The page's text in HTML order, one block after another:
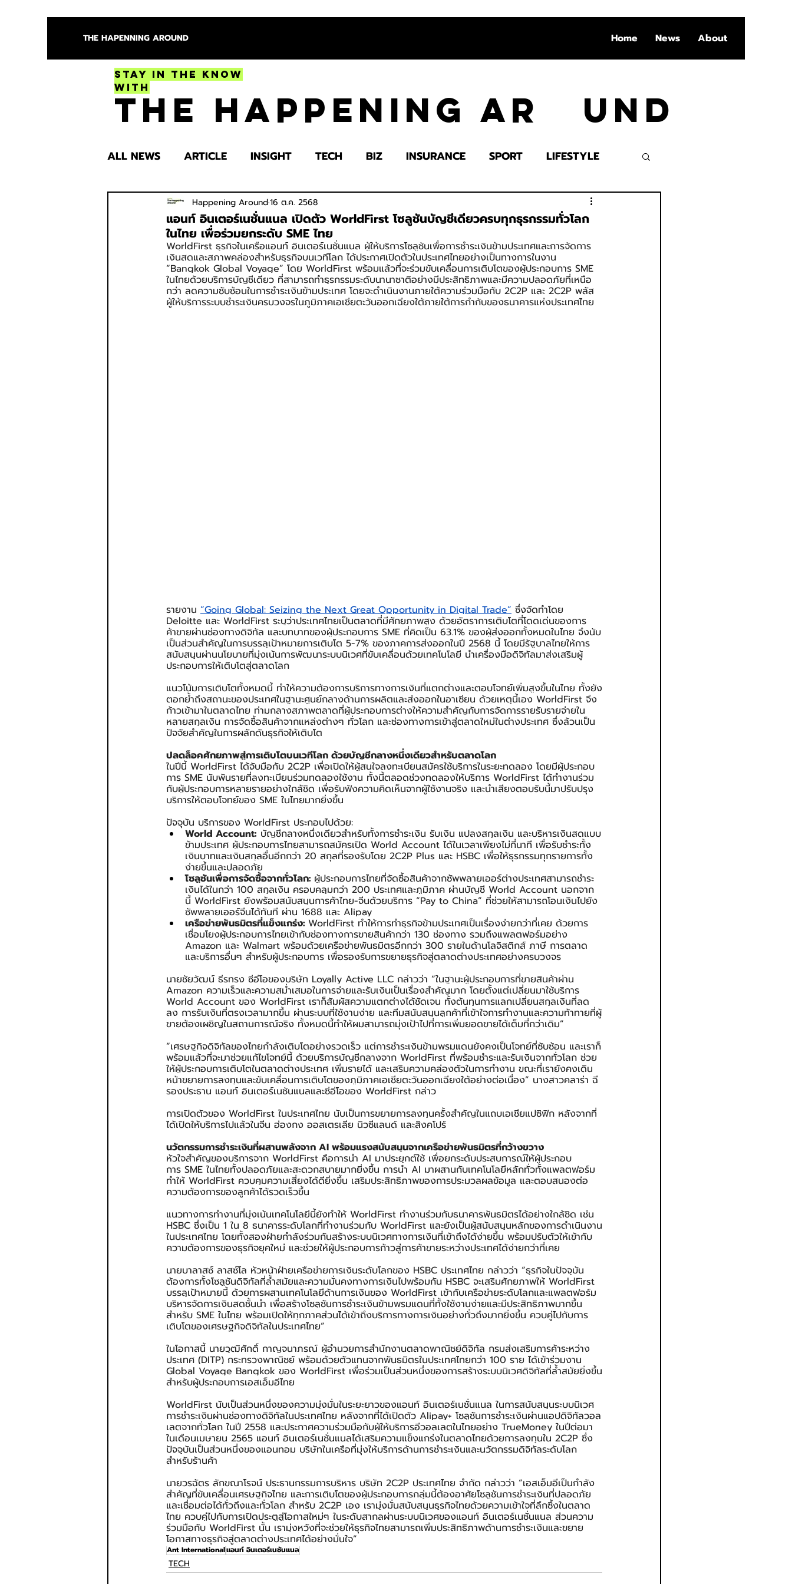
THE HAPENNING AROUND Home News About
Stay in the Know
With
The Happening Ar und
ALL NEWS ARTICLE INSIGHT TECH BIZ INSURANCE SPORT LIFESTYLE
ENTERTAINMENT HEALTH EDUCATION
SPOTLIGHT TRY
แอนท์ อินเตอร์เนชั่นแนล เปิดตัว WorldFirst โซลูชันบัญชีเดียวครบทุกธุรกรรมทั่วโลก
ในไทย เพื่อร่วมยกระดับ SME ไทย
Happening Around16 ต.ค. 2568
WorldFirst ธุรกิจในเครือแอนท์ อินเตอร์เนชั่นแนล ผู้ให้บริการโซลูชันเพื่อการชำระเงินข้ามประเทศและการจัดการ
เงินสดและสภาพคล่องสำหรับธุรกิจบนเวทีโลก ได้ประกาศเปิดตัวในประเทศไทยอย่างเป็นทางการในงาน
“Bangkok Global Voyage” โดย WorldFirst พร้อมแล้วที่จะร่วมขับเคลื่อนการเติบโตของผู้ประกอบการ SME
ในไทยด้วยบริการบัญชีเดียว ที่สามารถทำธุรกรรมระดับนานาชาติอย่างมีประสิทธิภาพและมีความปลอดภัยที่เหนือ
กว่า ลดความซับซ้อนในการชำระเงินข้ามประเทศ โดยจะดำเนินงานภายใต้ความร่วมมือกับ 2C2P และ 2C2P พลัส
ผู้ให้บริการระบบชำระเงินครบวงจรในภูมิภาคเอเชียตะวันออกเฉียงใต้ภายใต้การกำกับของธนาคารแห่งประเทศไทย
รายงาน “Going Global: Seizing the Next Great Opportunity in Digital Trade” ซึ่งจัดทำโดย
Deloitte และ WorldFirst ระบุว่าประเทศไทยเป็นตลาดที่มีศักยภาพสูง ด้วยอัตราการเติบโตที่โดดเด่นของการ
ค้าขายผ่านช่องทางดิจิทัล และบทบาทของผู้ประกอบการ SME ที่คิดเป็น 63.1% ของผู้ส่งออกทั้งหมดในไทย จึงนับ
เป็นส่วนสำคัญในการบรรลุเป้าหมายการเติบโต 5-7% ของภาคการส่งออกในปี 2568 นี้ โดยมีรัฐบาลไทยให้การ
สนับสนุนผ่านนโยบายที่มุ่งเน้นการพัฒนาระบบนิเวศที่ขับเคลื่อนด้วยเทคโนโลยี นำเครื่องมือดิจิทัลมาส่งเสริมผู้
ประกอบการให้เติบโตสู่ตลาดโลก
แนวโน้มการเติบโตทั้งหมดนี้ ทำให้ความต้องการบริการทางการเงินที่แตกต่างและตอบโจทย์เพิ่มสูงขึ้นในไทย ทั้งยัง
ตอกย้ำถึงสถานะของประเทศในฐานะศูนย์กลางด้านการผลิตและส่งออกในอาเซียน ด้วยเหตุนี้เอง WorldFirst จึง
ก้าวเข้ามาในตลาดไทย ท่ามกลางสภาพตลาดที่ผู้ประกอบการต่างให้ความสำคัญกับการจัดการรายรับรายจ่ายใน
หลายสกุลเงิน การจัดซื้อสินค้าจากแหล่งต่างๆ ทั่วโลก และช่องทางการเข้าสู่ตลาดใหม่ในต่างประเทศ ซึ่งล้วนเป็น
ปัจจัยสำคัญในการผลักดันธุรกิจให้เติบโต
ปลดล็อคศักยภาพสู่การเติบโตบนเวทีโลก ด้วยบัญชีกลางหนึ่งเดียวสำหรับตลาดโลก
ในปีนี้ WorldFirst ได้จับมือกับ 2C2P เพื่อเปิดให้ผู้สนใจลงทะเบียนสมัครใช้บริการในระยะทดลอง โดยมีผู้ประกอบ
การ SME นับพันรายที่ลงทะเบียนร่วมทดลองใช้งาน ทั้งนี้ตลอดช่วงทดลองให้บริการ WorldFirst ได้ทำงานร่วม
กับผู้ประกอบการหลายรายอย่างใกล้ชิด เพื่อรับฟังความคิดเห็นจากผู้ใช้งานจริง และนำเสียงตอบรับนี้มาปรับปรุง
บริการให้ตอบโจทย์ของ SME ในไทยมากยิ่งขึ้น
ปัจจุบัน บริการของ WorldFirst ประกอบไปด้วย:
World Account: บัญชีกลางหนึ่งเดียวสำหรับทั้งการชำระเงิน รับเงิน แปลงสกุลเงิน และบริหารเงินสดแบบ
ข้ามประเทศ ผู้ประกอบการไทยสามารถสมัครเปิด World Account ได้ในเวลาเพียงไม่กี่นาที เพื่อรับชำระทั้ง
เงินบาทและเงินสกุลอื่นอีกกว่า 20 สกุลที่รองรับโดย 2C2P Plus และ HSBC เพื่อให้ธุรกรรมทุกรายการทั้ง
ง่ายขึ้นและปลอดภัย
โซลูชันเพื่อการจัดซื้อจากทั่วโลก: ผู้ประกอบการไทยที่จัดซื้อสินค้าจากซัพพลายเออร์ต่างประเทศสามารถชำระ
เงินได้ในกว่า 100 สกุลเงิน ครอบคลุมกว่า 200 ประเทศและภูมิภาค ผ่านบัญชี World Account นอกจาก
นี้ WorldFirst ยังพร้อมสนับสนุนการค้าไทย-จีนด้วยบริการ “Pay to China” ที่ช่วยให้สามารถโอนเงินไปยัง
ซัพพลายเออร์จีนได้ทันที ผ่าน 1688 และ Alipay
เครือข่ายพันธมิตรที่แข็งแกร่ง: WorldFirst ทำให้การทำธุรกิจข้ามประเทศเป็นเรื่องง่ายกว่าที่เคย ด้วยการ
เชื่อมโยงผู้ประกอบการไทยเข้ากับช่องทางการขายสินค้ากว่า 130 ช่องทาง รวมถึงแพลตฟอร์มอย่าง
Amazon และ Walmart พร้อมด้วยเครือข่ายพันธมิตรอีกกว่า 300 รายในด้านโลจิสติกส์ ภาษี การตลาด
และบริการอื่นๆ สำหรับผู้ประกอบการ เพื่อรองรับการขยายธุรกิจสู่ตลาดต่างประเทศอย่างครบวงจร
นายชัยวัฒน์ ธีรทรง ซีอีโอของบริษัท Loyally Active LLC กล่าวว่า “ในฐานะผู้ประกอบการที่ขายสินค้าผ่าน
Amazon ความเร็วและความสม่ำเสมอในการจ่ายและรับเงินเป็นเรื่องสำคัญมาก โดยตั้งแต่เปลี่ยนมาใช้บริการ
World Account ของ WorldFirst เราก็สัมผัสความแตกต่างได้ชัดเจน ทั้งต้นทุนการแลกเปลี่ยนสกุลเงินที่ลด
ลง การรับเงินที่ตรงเวลามากขึ้น ผ่านระบบที่ใช้งานง่าย และทีมสนับสนุนลูกค้าที่เข้าใจการทำงานและความท้าทายที่ผู้
ขายต้องเผชิญในสถานการณ์จริง ทั้งหมดนี้ทำให้ผมสามารถมุ่งเป้าไปที่การเพิ่มยอดขายได้เต็มที่กว่าเดิม”
“เศรษฐกิจดิจิทัลของไทยกำลังเติบโตอย่างรวดเร็ว แต่การชำระเงินข้ามพรมแดนยังคงเป็นโจทย์ที่ซับซ้อน และเราก็
พร้อมแล้วที่จะมาช่วยแก้ไขโจทย์นี้ ด้วยบริการบัญชีกลางจาก WorldFirst ที่พร้อมชำระและรับเงินจากทั่วโลก ช่วย
ให้ผู้ประกอบการเติบโตในตลาดต่างประเทศ เพิ่มรายได้ และเสริมความคล่องตัวในการทำงาน ขณะที่เรายังคงเดิน
หน้าขยายการลงทุนและขับเคลื่อนการเติบโตของภูมิภาคเอเชียตะวันออกเฉียงใต้อย่างต่อเนื่อง” นางสาวคลาร่า ฉี
รองประธาน แอนท์ อินเตอร์เนชันแนลและซีอีโอของ WorldFirst กล่าว
การเปิดตัวของ WorldFirst ในประเทศไทย นับเป็นการขยายการลงทุนครั้งสำคัญในแถบเอเชียแปซิฟิก หลังจากที่
ได้เปิดให้บริการไปแล้วในจีน ฮ่องกง ออสเตรเลีย นิวซีแลนด์ และสิงคโปร์
นวัตกรรมการชำระเงินที่ผสานพลังจาก AI พร้อมแรงสนับสนุนจากเครือข่ายพันธมิตรที่กว้างขวาง
หัวใจสำคัญของบริการจาก WorldFirst คือการนำ AI มาประยุกต์ใช้ เพื่อยกระดับประสบการณ์ให้ผู้ประกอบ
การ SME ในไทยทั้งปลอดภัยและสะดวกสบายมากยิ่งขึ้น การนำ AI มาผสานกับเทคโนโลยีหลักทั่วทั้งแพลตฟอร์ม
ทำให้ WorldFirst ควบคุมความเสี่ยงได้ดียิ่งขึ้น เสริมประสิทธิภาพของการประมวลผลข้อมูล และตอบสนองต่อ
ความต้องการของลูกค้าได้รวดเร็วขึ้น
แนวทางการทำงานที่มุ่งเน้นเทคโนโลยีนี้ยังทำให้ WorldFirst ทำงานร่วมกับธนาคารพันธมิตรได้อย่างใกล้ชิด เช่น
HSBC ซึ่งเป็น 1 ใน 8 ธนาคารระดับโลกที่ทำงานร่วมกับ WorldFirst และยังเป็นผู้สนับสนุนหลักของการดำเนินงาน
ในประเทศไทย โดยทั้งสองฝ่ายกำลังร่วมกันสร้างระบบนิเวศทางการเงินที่เข้าถึงได้ง่ายขึ้น พร้อมปรับตัวให้เข้ากับ
ความต้องการของธุรกิจยุคใหม่ และช่วยให้ผู้ประกอบการก้าวสู่การค้าขายระหว่างประเทศได้ง่ายกว่าที่เคย
นายบาลาสซ์ ลาสซ์โล หัวหน้าฝ่ายเครือข่ายการเงินระดับโลกของ HSBC ประเทศไทย กล่าวว่า “ธุรกิจในปัจจุบัน
ต้องการทั้งโซลูชันดิจิทัลที่ล้ำสมัยและความมั่นคงทางการเงินไปพร้อมกัน HSBC จะเสริมศักยภาพให้ WorldFirst
บรรลุเป้าหมายนี้ ด้วยการผสานเทคโนโลยีด้านการเงินของ WorldFirst เข้ากับเครือข่ายระดับโลกและแพลตฟอร์ม
บริหารจัดการเงินสดชั้นนำ เพื่อสร้างโซลูชันการชำระเงินข้ามพรมแดนที่ทั้งใช้งานง่ายและมีประสิทธิภาพมากขึ้น
สำหรับ SME ในไทย พร้อมเปิดให้ทุกภาคส่วนได้เข้าถึงบริการทางการเงินอย่างทั่วถึงมากยิ่งขึ้น ควบคู่ไปกับการ
เติบโตของเศรษฐกิจดิจิทัลในประเทศไทย”
ในโอกาสนี้ นายวุฒิศักดิ์ กาญจนาภรณ์ ผู้อำนวยการสำนักงานตลาดพาณิชย์ดิจิทัล กรมส่งเสริมการค้าระหว่าง
ประเทศ (DITP) กระทรวงพาณิชย์ พร้อมด้วยตัวแทนจากพันธมิตรในประเทศไทยกว่า 100 ราย ได้เข้าร่วมงาน
Global Voyage Bangkok ของ WorldFirst เพื่อร่วมเป็นส่วนหนึ่งของการสร้างระบบนิเวศดิจิทัลที่ล้ำสมัยยิ่งขึ้น
สำหรับผู้ประกอบการเอสเอ็มอีไทย
WorldFirst นับเป็นส่วนหนึ่งของความมุ่งมั่นในระยะยาวของแอนท์ อินเตอร์เนชั่นแนล ในการสนับสนุนระบบนิเวศ
การชำระเงินผ่านช่องทางดิจิทัลในประเทศไทย หลังจากที่ได้เปิดตัว Alipay+ โซลูชันการชำระเงินผ่านแอปดิจิทัลวอล
เลตจากทั่วโลก ในปี 2558 และประกาศความร่วมมือกับผู้ให้บริการอีวอลเลตในไทยอย่าง TrueMoney ในปีต่อมา
ในเดือนเมษายน 2565 แอนท์ อินเตอร์เนชั่นแนลได้เสริมความแข็งแกร่งในตลาดไทยด้วยการลงทุนใน 2C2P ซึ่ง
ปัจจุบันเป็นส่วนหนึ่งของแอนทอม บริษัทในเครือที่มุ่งให้บริการด้านการชำระเงินและนวัตกรรมดิจิทัลระดับโลก
สำหรับร้านค้า
นายวรฉัตร ลักขณาโรจน์ ประธานกรรมการบริหาร บริษัท 2C2P ประเทศไทย จำกัด กล่าวว่า “เอสเอ็มอีเป็นกำลัง
สำคัญที่ขับเคลื่อนเศรษฐกิจไทย และการเติบโตของผู้ประกอบการกลุ่มนี้ต้องอาศัยโซลูชันการชำระเงินที่ปลอดภัย
และเชื่อมต่อได้ทั่วถึงและทั่วโลก สำหรับ 2C2P เอง เรามุ่งมั่นสนับสนุนธุรกิจไทยด้วยความเข้าใจที่ลึกซึ้งในตลาด
ไทย ควบคู่ไปกับการเปิดประตูสู่โอกาสใหม่ๆ ในระดับสากลผ่านระบบนิเวศของแอนท์ อินเตอร์เนชั่นแนล ส่วนความ
ร่วมมือกับ WorldFirst นั้น เรามุ่งหวังที่จะช่วยให้ธุรกิจไทยสามารถเพิ่มประสิทธิภาพด้านการชำระเงินและขยาย
โอกาสทางธุรกิจสู่ตลาดต่างประเทศได้อย่างมั่นใจ”
Ant Internationalแอนท์ อินเตอร์เนชั่นแนล
TECH